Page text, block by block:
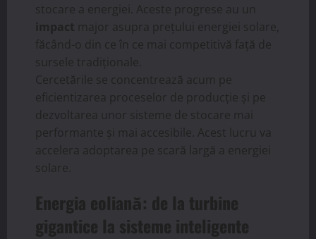
stocare a energiei. Aceste progrese au un
impact major asupra prețului energiei solare,
făcând-o din ce în ce mai competitivă față de
sursele tradiționale.
Cercetările se concentrează acum pe
eficientizarea proceselor de producție și pe
dezvoltarea unor sisteme de stocare mai
performante și mai accesibile. Acest lucru va
accelera adoptarea pe scară largă a energiei
solare.
Energia eoliană: de la turbine
gigantice la sisteme inteligente